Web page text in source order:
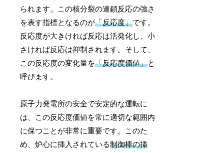
られます。この核分裂の連鎖反応の強さ
を表す指標となるのが「反応度」です。
反応度が大きければ反応は活発化し、小
さければ反応は抑制されます。そして、
この反応度の変化量を「反応度価値」と
呼びます。
原子力発電所の安全で安定的な運転に
は、この反応度価値を常に適切な範囲内
に保つことが非常に重要です。このた
め、炉心に挿入されている制御棒の挿